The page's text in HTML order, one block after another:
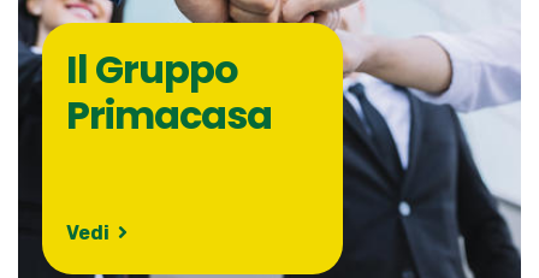
Il Gruppo
Primacasa
Vedi